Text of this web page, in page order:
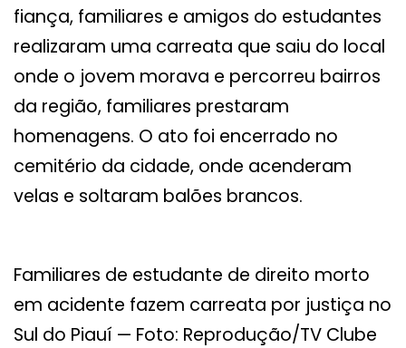
fiança, familiares e amigos do estudantes
realizaram uma carreata que saiu do local
onde o jovem morava e percorreu bairros
da região, familiares prestaram
homenagens. O ato foi encerrado no
cemitério da cidade, onde acenderam
velas e soltaram balões brancos.
Familiares de estudante de direito morto
em acidente fazem carreata por justiça no
Sul do Piauí — Foto: Reprodução/TV Clube